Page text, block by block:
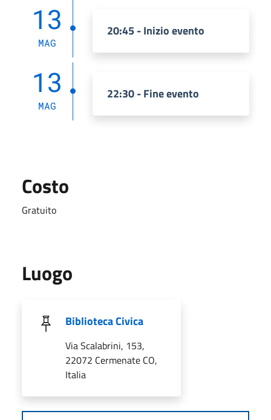
13
MAG
20:45 - Inizio evento
13
MAG
22:30 - Fine evento
Costo
Gratuito
Luogo
Biblioteca Civica
Via Scalabrini, 153,
22072 Cermenate CO,
Italia